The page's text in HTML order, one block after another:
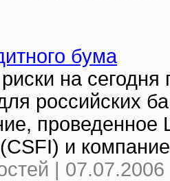
бума
на
российских
и
| 07.07.2006